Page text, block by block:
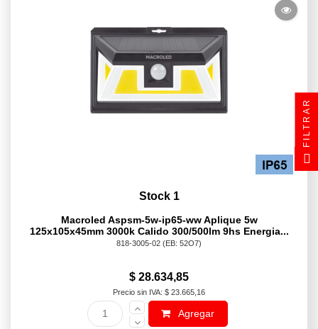
Stock 1
Macroled Aspsm-5w-ip65-ww Aplique 5w
125x105x45mm 3000k Calido 300/500lm 9hs Energia...
818-3005-02 (EB: 52O7)
$ 28.634,85
Precio sin IVA: $ 23.665,16
Agregar
FILTRAR